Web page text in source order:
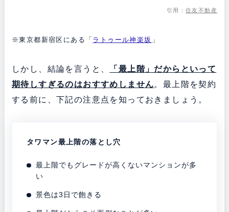
引用：住友不動産
※東京都新宿区にある「 ラトゥール神楽坂 」
しかし、結論を言うと、
「最上階」だからといって
期待しすぎるのはおすすめしません。最上階を契約
する前に、下記の注意点を知っておきましょう。
タワマン最上階の落とし穴
最上階でもグレードが高くないマンションが多
い
景色は3日で飽きる